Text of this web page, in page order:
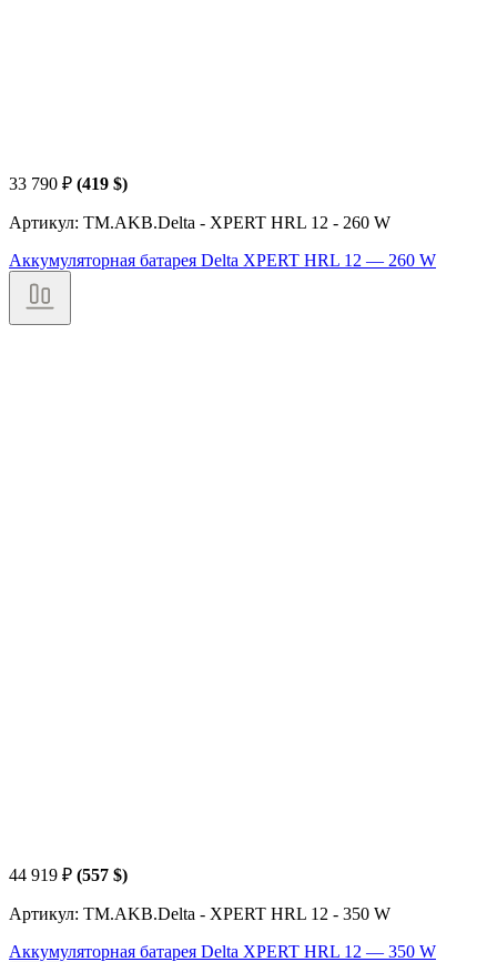
33 790 ₽ (419 $)
Артикул: TM.AKB.Delta - XPERT HRL 12 - 260 W
Аккумуляторная батарея Delta XPERT HRL 12 — 260 W
44 919 ₽ (557 $)
Артикул: TM.AKB.Delta - XPERT HRL 12 - 350 W
Аккумуляторная батарея Delta XPERT HRL 12 — 350 W